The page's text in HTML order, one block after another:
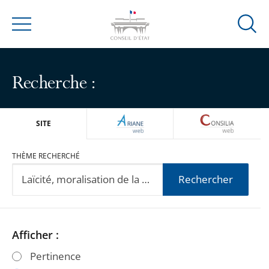
Menu
Ouvrir
Recherche :
SITE ARIANEWEB
THÈME RECHERCHÉ
Rechercher
Passer
les
Passer
les
Afficher :
Pertinence